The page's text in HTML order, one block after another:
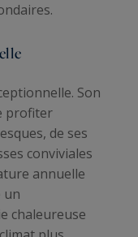
Son
profiter
de ses
conviviales
annuelle
un
chaleureuse